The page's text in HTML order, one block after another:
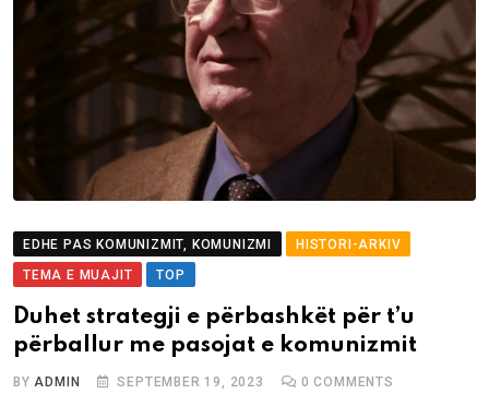
EDHE PAS KOMUNIZMIT, KOMUNIZMI
HISTORI-ARKIV
TEMA E MUAJIT
TOP
Duhet strategji e përbashkët për t’u
përballur me pasojat e komunizmit
BYADMIN SEPTEMBER 19, 2023 0 COMMENTS